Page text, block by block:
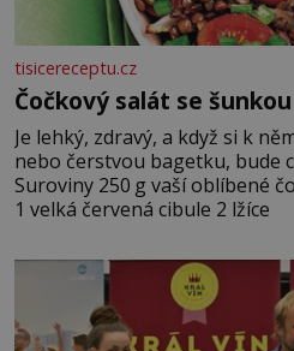
tisicereceptu.cz
Čočkový salát se šunkou
Je lehký, zdravý, a když si k
nebo čerstvou bagetku, bude
Suroviny 250 g vaší oblíbené čočky 150 g cherry rajčátek
1 velká červená cibule 2 lžíce